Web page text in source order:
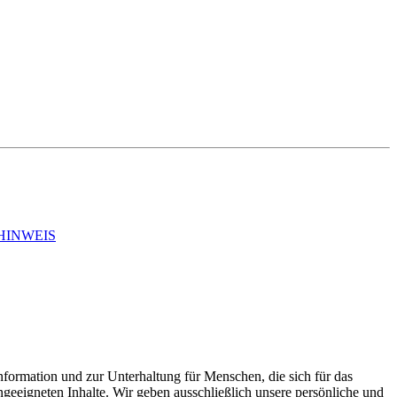
und zur Unterhaltung für Menschen, die sich für das
Inhalte. Wir geben ausschließlich unsere persönliche und